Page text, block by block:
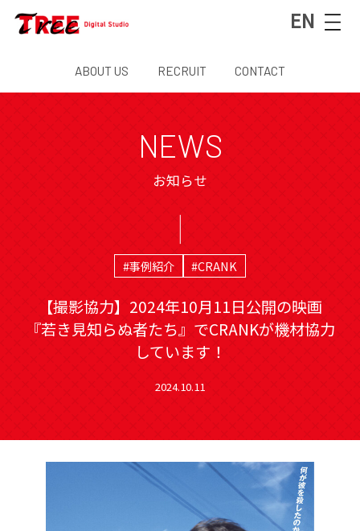
EN
ABOUT US RECRUIT CONTACT
NEWS
お知らせ
#事例紹介 #CRANK
【撮影協力】2024年10月11日公開の映画
『若き見知らぬ者たち』でCRANKが機材協力
しています！
2024.10.11